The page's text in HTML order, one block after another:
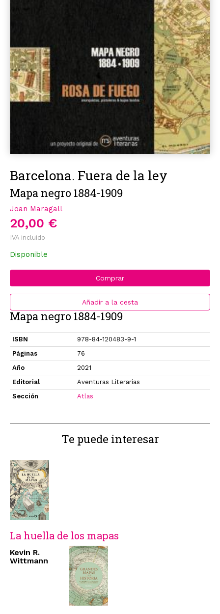
Barcelona. Fuera de la ley
Mapa negro 1884-1909
Joan Maragall
20,00 €
IVA incluido
Disponible
Comprar
Añadir a la cesta
Mapa negro 1884-1909
ISBN
978-84-120483-9-1
Páginas
76
Año
2021
Editorial
Aventuras Literarias
Sección
Atlas
Te puede interesar
La huella de los mapas
Kevin R.
Wittmann